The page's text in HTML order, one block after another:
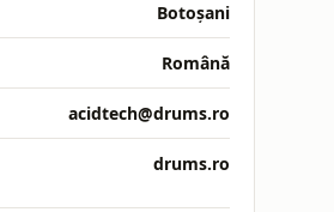
Botoșani
Română
acidtech@drums.ro
drums.ro